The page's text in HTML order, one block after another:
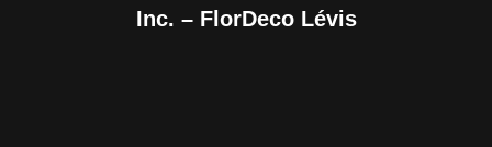
Inc. – FlorDeco Lévis